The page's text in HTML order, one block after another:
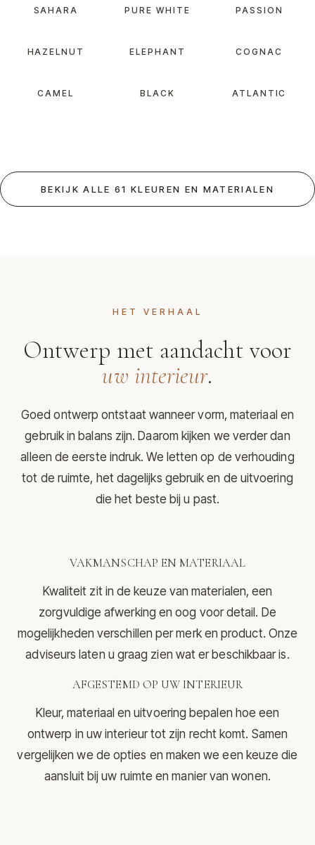
SAHARA PURE WHITE PASSION
HAZELNUT ELEPHANT COGNAC
CAMEL BLACK ATLANTIC
BEKIJK ALLE 61 KLEUREN EN MATERIALEN
HET VERHAAL
Ontwerp met aandacht voor
uw interieur.
Goed ontwerp ontstaat wanneer vorm, materiaal en
gebruik in balans zijn. Daarom kijken we verder dan
alleen de eerste indruk. We letten op de verhouding
tot de ruimte, het dagelijks gebruik en de uitvoering
die het beste bij u past.
VAKMANSCHAP EN MATERIAAL
Kwaliteit zit in de keuze van materialen, een
zorgvuldige afwerking en oog voor detail. De
mogelijkheden verschillen per merk en product. Onze
adviseurs laten u graag zien wat er beschikbaar is.
AFGESTEMD OP UW INTERIEUR
Kleur, materiaal en uitvoering bepalen hoe een
ontwerp in uw interieur tot zijn recht komt. Samen
vergelijken we de opties en maken we een keuze die
aansluit bij uw ruimte en manier van wonen.